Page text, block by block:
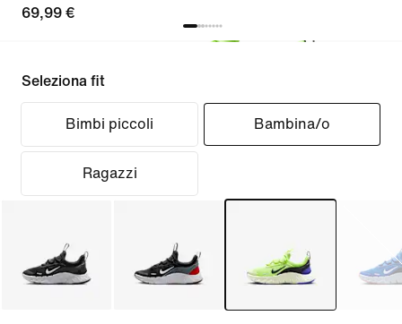
69,99 €
Seleziona fit
Bimbi piccoli Bambina/o
Ragazzi